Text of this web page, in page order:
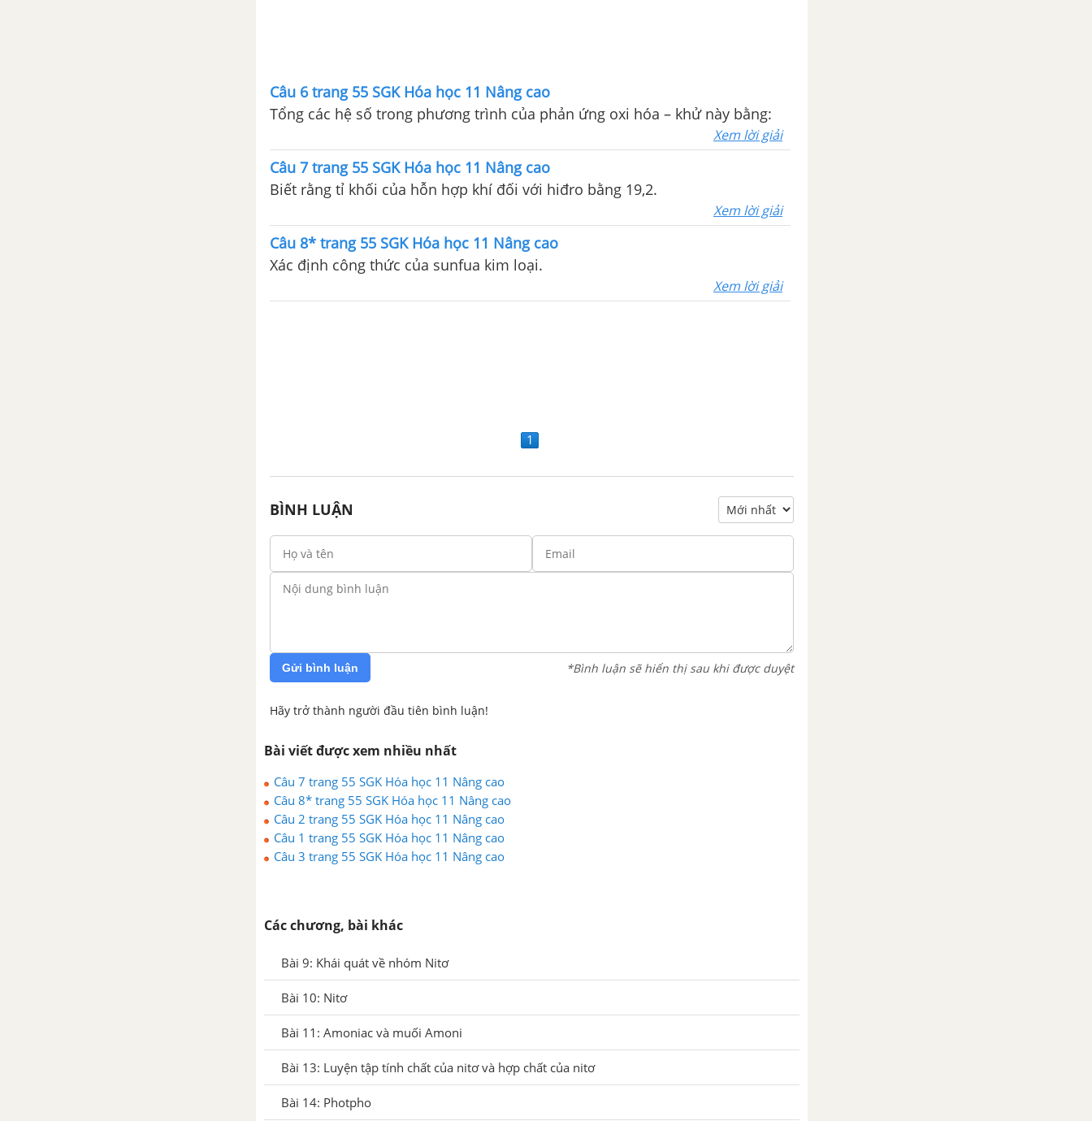
Câu 6 trang 55 SGK Hóa học 11 Nâng cao
Tổng các hệ số trong phương trình của phản ứng oxi hóa – khử này bằng:
Xem lời giải
Câu 7 trang 55 SGK Hóa học 11 Nâng cao
Biết rằng tỉ khối của hỗn hợp khí đối với hiđro bằng 19,2.
Xem lời giải
Câu 8* trang 55 SGK Hóa học 11 Nâng cao
Xác định công thức của sunfua kim loại.
Xem lời giải
1
BÌNH LUẬN
Gửi bình luận *Bình luận sẽ hiển thị sau khi được duyệt
Hãy trở thành người đầu tiên bình luận!
Bài viết được xem nhiều nhất
Câu 7 trang 55 SGK Hóa học 11 Nâng cao
Câu 8* trang 55 SGK Hóa học 11 Nâng cao
Câu 2 trang 55 SGK Hóa học 11 Nâng cao
Câu 1 trang 55 SGK Hóa học 11 Nâng cao
Câu 3 trang 55 SGK Hóa học 11 Nâng cao
Các chương, bài khác
Bài 9: Khái quát về nhóm Nitơ
Bài 10: Nitơ
Bài 11: Amoniac và muối Amoni
Bài 13: Luyện tập tính chất của nitơ và hợp chất của nitơ
Bài 14: Photpho